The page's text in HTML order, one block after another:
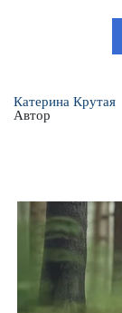
Катерина Крутая
Автор